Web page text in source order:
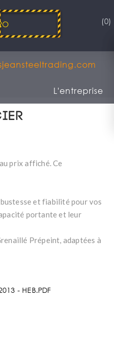
(0)
L'entreprise
prix affiché. Ce
et fiabilité pour vos
portante et leur
Prépeint, adaptées à
- HEB.PDF